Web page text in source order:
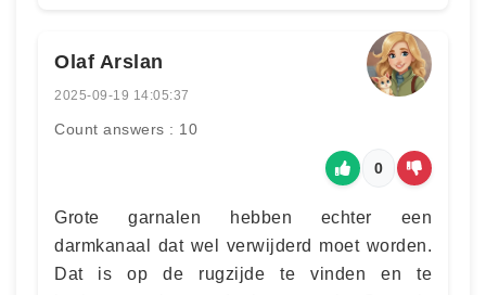
Olaf Arslan
2025-09-19 14:05:37
Count answers : 10
0
Grote garnalen hebben echter een
darmkanaal dat wel verwijderd moet worden.
Dat is op de rugzijde te vinden en te